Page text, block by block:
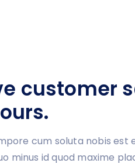
customer
cum soluta nobis est
minus id quod maxime